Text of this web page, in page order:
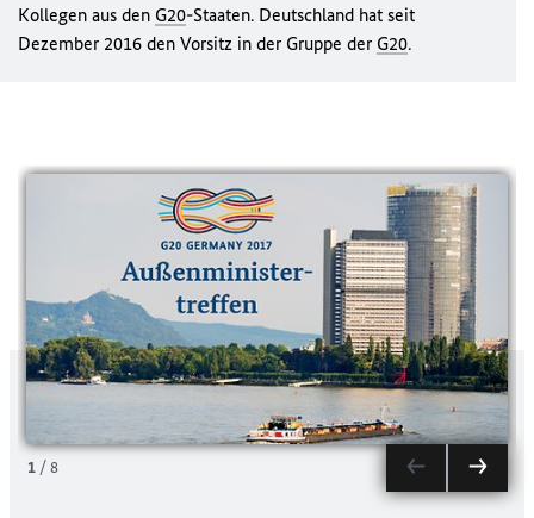
Kollegen aus den G20-Staaten. Deutschland hat seit
Dezember 2016 den Vorsitz in der Gruppe der G20.
1 /8